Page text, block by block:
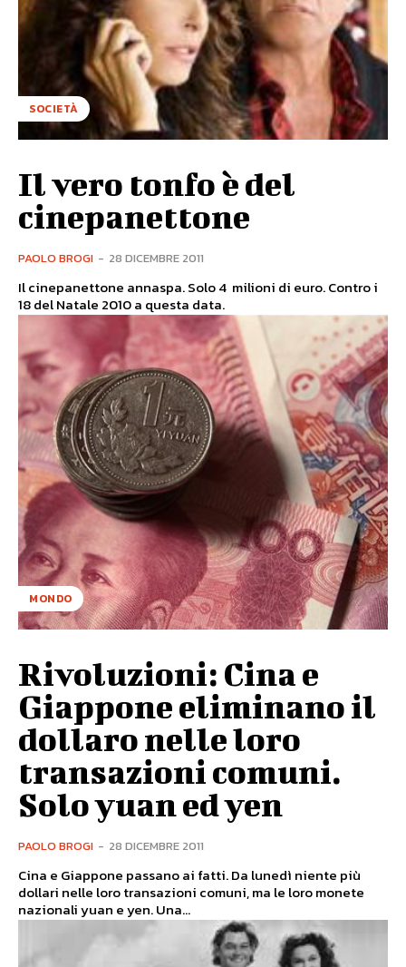
SOCIETÀ
Il vero tonfo è del
cinepanettone
PAOLO BROGI - 28 DICEMBRE 2011
Il cinepanettone annaspa. Solo 4 milioni di euro. Contro i
18 del Natale 2010 a questa data.
MONDO
Rivoluzioni: Cina e
Giappone eliminano il
dollaro nelle loro
transazioni comuni.
Solo yuan ed yen
PAOLO BROGI - 28 DICEMBRE 2011
Cina e Giappone passano ai fatti. Da lunedì niente più
dollari nelle loro transazioni comuni, ma le loro monete
nazionali yuan e yen. Una...